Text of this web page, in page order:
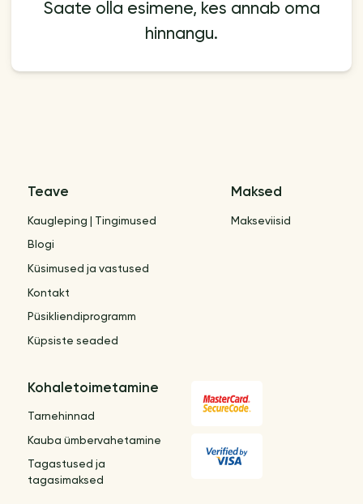
Saate olla esimene, kes annab oma
hinnangu.
Teave
Kaugleping | Tingimused
Blogi
Küsimused ja vastused
Kontakt
Püsikliendiprogramm
Küpsiste seaded
Maksed
Makseviisid
Kohaletoimetamine
Tarnehinnad
Kauba ümbervahetamine
Tagastused ja
tagasimaksed